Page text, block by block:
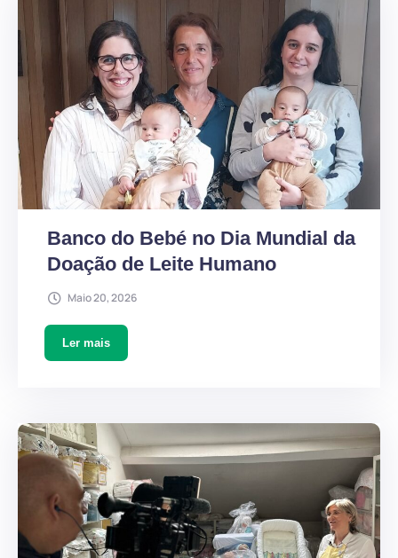
Banco do Bebé no Dia Mundial da
Doação de Leite Humano
Maio 20, 2026
Ler mais